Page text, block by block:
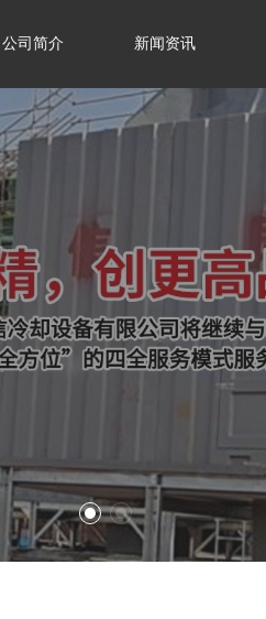
公司简介
公司简介
新闻资讯
新闻资讯